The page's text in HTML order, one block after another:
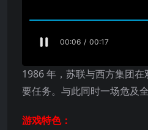
1986 年，苏联与西方集团
要任务。与此同时一场危及
游戏特色：